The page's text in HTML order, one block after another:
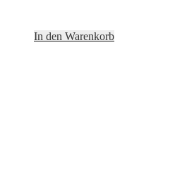
In den Warenkorb